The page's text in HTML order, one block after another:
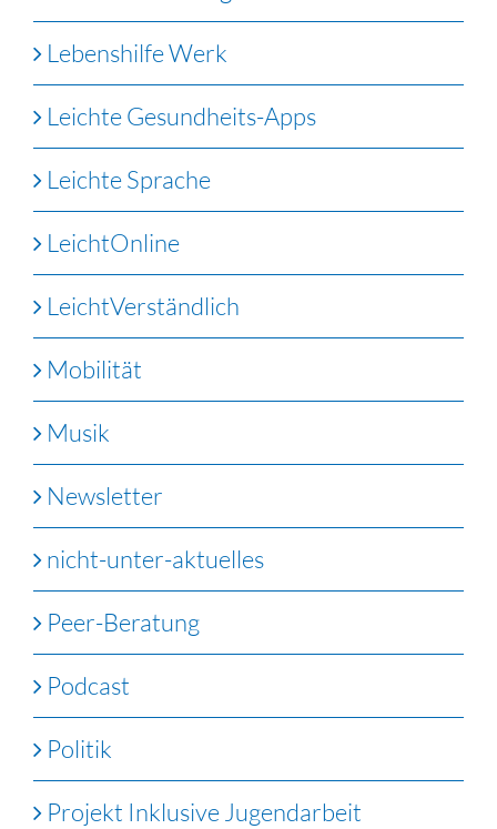
Lebenshilfe Werk
Leichte Gesundheits-Apps
Leichte Sprache
LeichtOnline
LeichtVerständlich
Mobilität
Musik
Newsletter
nicht-unter-aktuelles
Peer-Beratung
Podcast
Politik
Projekt Inklusive Jugendarbeit